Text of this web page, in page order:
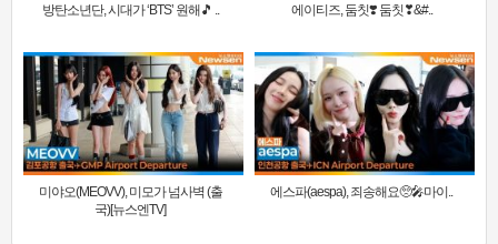
방탄소년단, 시대가 ‘BTS’ 원해🎵 .. 에이티즈, 둠칫❣️ 둠칫❣&#..
미야오(MEOVV), 미모가 넘사벽 (출
국)[뉴스엔TV]
에스파(aespa), 죄송해요🥺🎤마이..